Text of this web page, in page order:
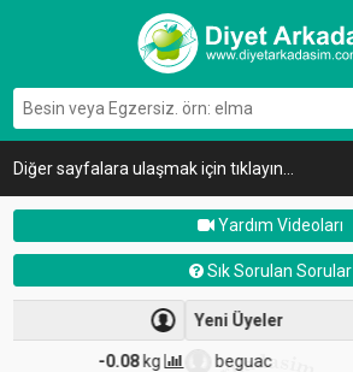
Diğer sayfalara ulaşmak için tıklayın...
Yardım Videoları
Sık Sorulan Sorular
beguac